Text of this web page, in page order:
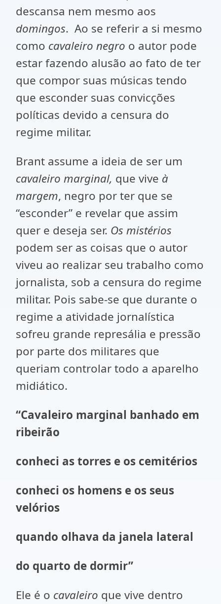
descansa nem mesmo aos
domingos. Ao se referir a si mesmo
como cavaleiro negro o autor pode
estar fazendo alusão ao fato de ter
que compor suas músicas tendo
que esconder suas convicções
políticas devido a censura do
regime militar.
Brant assume a ideia de ser um
cavaleiro marginal, que vive à
margem, negro por ter que se
“esconder” e revelar que assim
quer e deseja ser. Os mistérios
podem ser as coisas que o autor
viveu ao realizar seu trabalho como
jornalista, sob a censura do regime
militar. Pois sabe-se que durante o
regime a atividade jornalística
sofreu grande represália e pressão
por parte dos militares que
queriam controlar todo a aparelho
midiático.
“Cavaleiro marginal banhado em
ribeirão
conheci as torres e os cemitérios
conheci os homens e os seus
velórios
quando olhava da janela lateral
do quarto de dormir”
Ele é o cavaleiro que vive dentro